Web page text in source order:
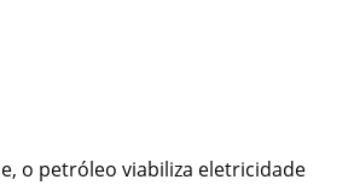
o petróleo viabiliza eletricidade